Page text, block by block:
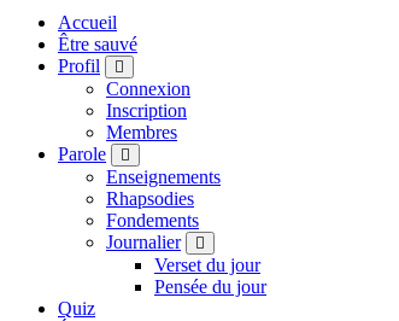
Accueil
Être sauvé
Profil
Connexion
Inscription
Membres
Parole
Enseignements
Rhapsodies
Fondements
Journalier
Verset du jour
Pensée du jour
Quiz